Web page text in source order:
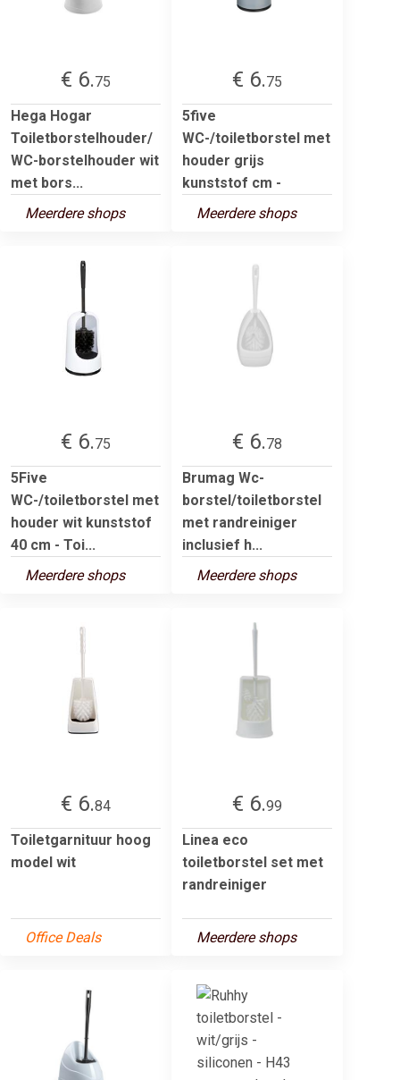
€ 6.75
Hega Hogar
Toiletborstelhouder/
WC-borstelhouder wit
met bors...
Meerdere shops
€ 6.75
5five
WC-/toiletborstel met
houder grijs
kunststof cm -
Meerdere shops
€ 6.75
5Five
WC-/toiletborstel met
houder wit kunststof
40 cm - Toi...
Meerdere shops
€ 6.78
Brumag Wc-
borstel/toiletborstel
met randreiniger
inclusief h...
Meerdere shops
€ 6.84
Toiletgarnituur hoog
model wit
Office Deals
€ 6.99
Linea eco
toiletborstel set met
randreiniger
Meerdere shops